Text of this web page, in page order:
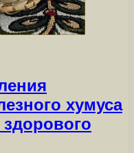
хумуса